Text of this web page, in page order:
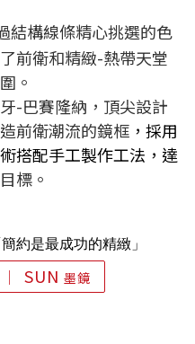
結構線條精心挑選的色
前衛和精緻-熱帶天堂
。
-巴賽隆納，頂尖設計
前衛潮流的鏡框 ，採用
搭配手工製作工法，達
標。
約是最成功的精緻」
│ SUN 墨鏡